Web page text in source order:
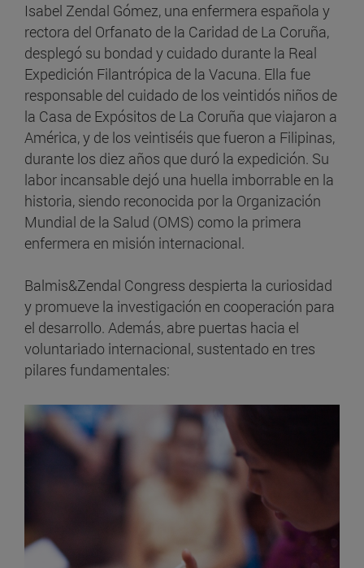
Isabel Zendal Gómez, una enfermera española y
rectora del Orfanato de la Caridad de La Coruña,
desplegó su bondad y cuidado durante la Real
Expedición Filantrópica de la Vacuna. Ella fue
responsable del cuidado de los veintidós niños de
la Casa de Expósitos de La Coruña que viajaron a
América, y de los veintiséis que fueron a Filipinas,
durante los diez años que duró la expedición. Su
labor incansable dejó una huella imborrable en la
historia, siendo reconocida por la Organización
Mundial de la Salud (OMS) como la primera
enfermera en misión internacional.
Balmis&Zendal Congress despierta la curiosidad
y promueve la investigación en cooperación para
el desarrollo. Además, abre puertas hacia el
voluntariado internacional, sustentado en tres
pilares fundamentales: